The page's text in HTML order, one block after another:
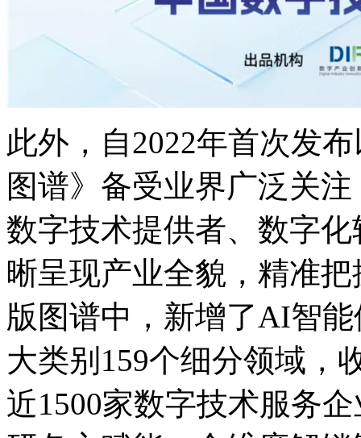
此外，自2022年首次发
图谱》备受业界广泛关注
数字技术提供者、数字
晰呈现产业全貌，精
版图谱中，新增了AI智能
大类别159个细分领域，
近1500家数字技术服务企业